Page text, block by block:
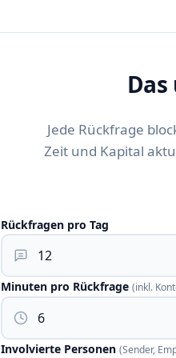
Jede Rückfrage
Zeit und Kapital
Rückfragen pro Tag
Minuten pro Rückfrage (inkl.
Involvierte Personen (Sender,